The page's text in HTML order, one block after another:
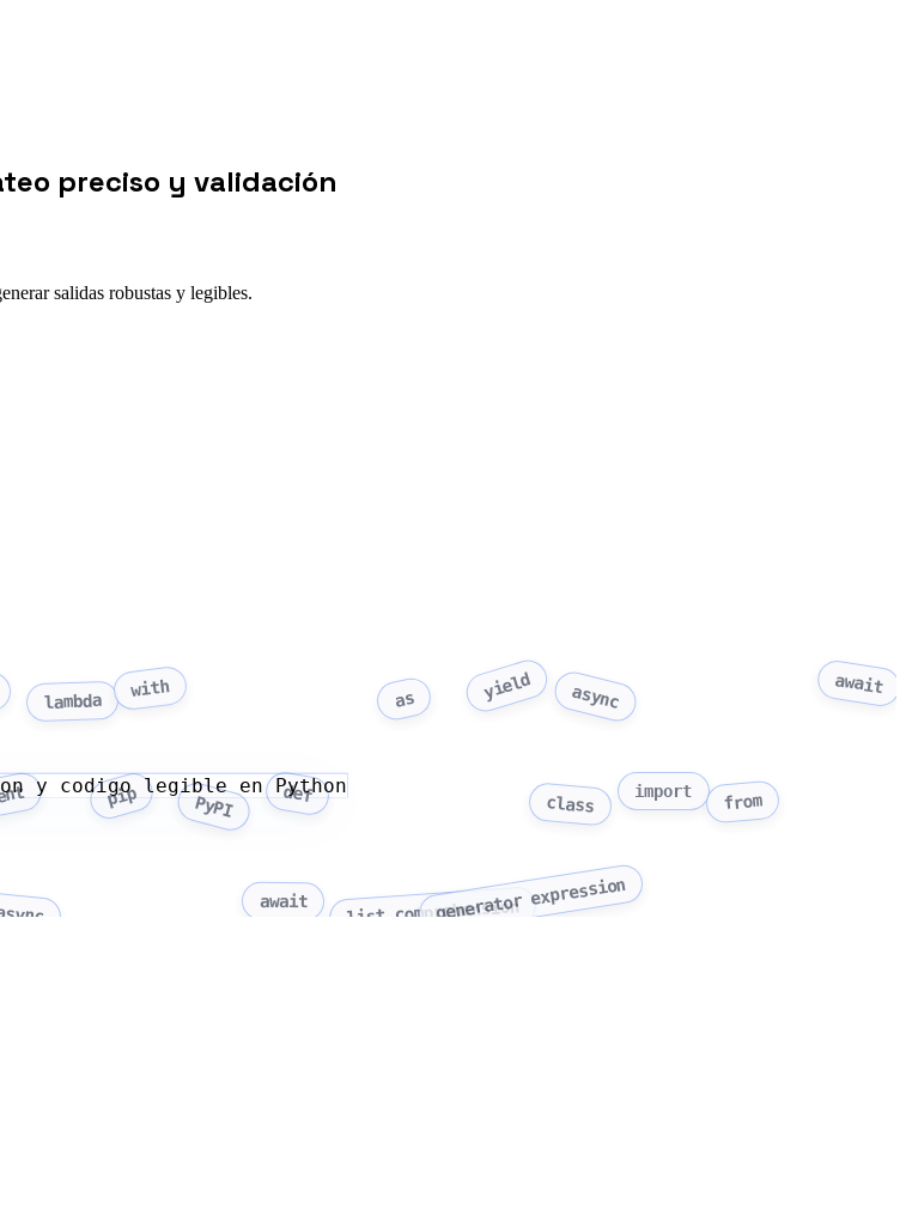
preciso y validación
salidas robustas y legibles.
lambda
with as yield async await
pip PyPI def class
import from
await list comprehensiongenerator expression
y codigo legible en Python